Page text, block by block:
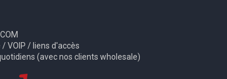
VOIP / liens d'accès
(avec nos clients wholesale)